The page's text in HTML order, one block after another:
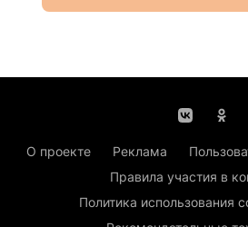
О проекте Реклама
Правила участия в
Политика использования